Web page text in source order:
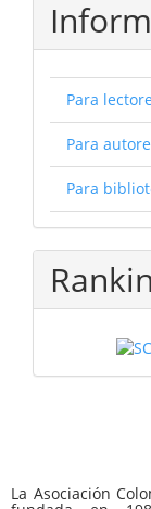
Para
Para
Para
La Asociación